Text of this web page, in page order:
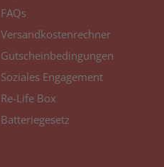
FAQs
Versandkostenrechner
Gutscheinbedingungen
Soziales Engagement
Re-Life Box
Batteriegesetz